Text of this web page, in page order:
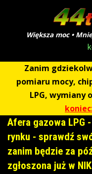
Większa moc •
Zanim
pomiaru mocy,
LPG, wymiany
Afera gazowa LPG
rynku - sprawdź
zanim będzie za
zgłoszona już w